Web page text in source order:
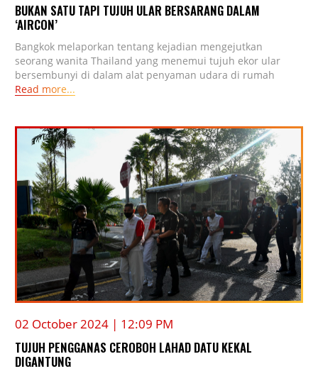
BUKAN SATU TAPI TUJUH ULAR BERSARANG DALAM
‘AIRCON’
Bangkok melaporkan tentang kejadian mengejutkan
seorang wanita Thailand yang menemui tujuh ekor ular
bersembunyi di dalam alat penyaman udara di rumah
Read more...
02 October 2024 | 12:09 PM
TUJUH PENGGANAS CEROBOH LAHAD DATU KEKAL
DIGANTUNG